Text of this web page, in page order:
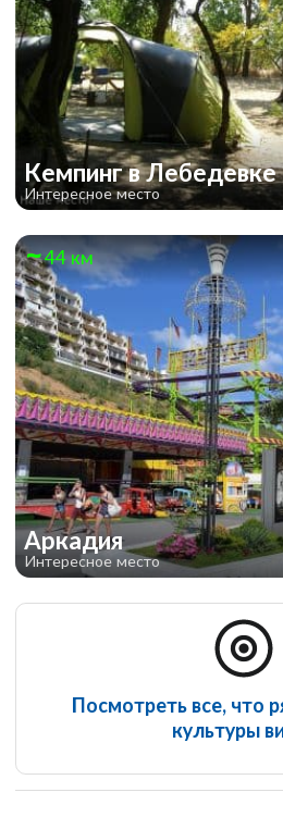
Кемпинг в Лебедевке
Интересное место
44 км
Аркадия
Интересное место
Посмотреть все, что
культуры